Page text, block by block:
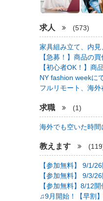
求人 (573)
家具組み立て、内見
【急募！】商品の買
【初心者OK！】商
NY fashion weekに
フルリモート、海外
求職 (1)
海外でも空いた時間
教えます
【参加無料】 9/1/
【参加無料】 9/3/
【参加無料】8/12
♫9月開始！【早割